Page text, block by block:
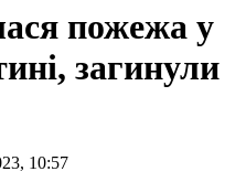
пожежа у
загинули
10:57